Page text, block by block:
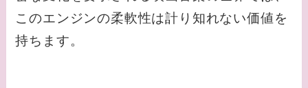
このエンジンの柔軟性は計り知れない価値を
持ちます。